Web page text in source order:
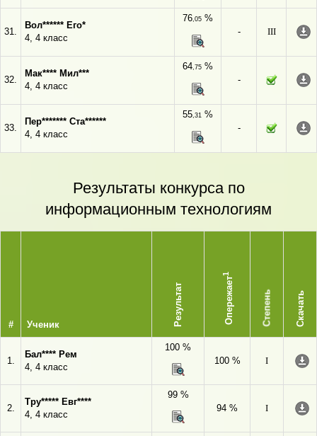
31.
Вол****** Его*
4, 4 класс
76,05 %
-
III
32.
Мак**** Мил***
4, 4 класс
64,75 %
-
33.
Пер******* Ста******
4, 4 класс
55,31 %
-
Результаты конкурса по
информационным технологиям
# Ученик Результат Опережает
1
Степень Скачать
1.
Бал**** Рем
4, 4 класс
100 %
100 %
I
2.
Тру***** Евг****
4, 4 класс
99 %
94 %
I